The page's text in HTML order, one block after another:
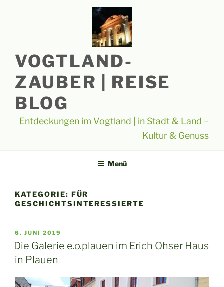
VOGTLAND-
ZAUBER | REISE
BLOG
Entdeckungen im Vogtland | in Stadt & Land –
Kultur & Genuss
Menü
KATEGORIE: FÜR
GESCHICHTSINTERESSIERTE
VERÖFFENTLICHT
AM
6. JUNI 2019
Die Galerie e.o.plauen im Erich Ohser Haus
in Plauen